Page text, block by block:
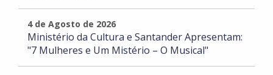
4 de Agosto de 2026
Ministério da Cultura e Santander Apresentam:
"7 Mulheres e Um Mistério – O Musical"